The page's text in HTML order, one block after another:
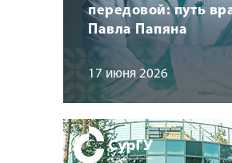
передовой: путь
Павла Папяна
17 июня 2026